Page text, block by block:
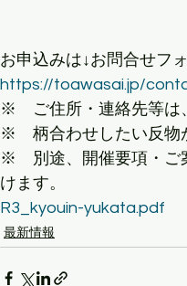
お申込みは↓お問合せフ
https://toawasai.jp/
※　ご住所・連絡先等は
※　柄合わせしたい反物
※　別途、開催要項・ご
けます。
R3_kyouin-yukata.pdf
最新情報